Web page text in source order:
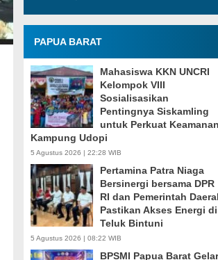
PAPUA BARAT
Mahasiswa KKN UNCRI
Kelompok VIII
Sosialisasikan
Pentingnya Siskamling
untuk Perkuat Keamanan
Kampung Udopi
5 Agustus 2026 | 22:28 WIB
Pertamina Patra Niaga
Bersinergi bersama DPR
RI dan Pemerintah
Pastikan Akses Energi di
Teluk Bintuni
5 Agustus 2026 | 08:22 WIB
BPSMI Papua Barat Gelar